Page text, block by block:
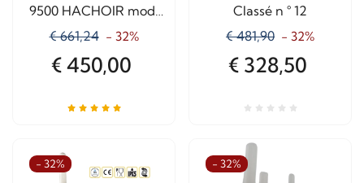
9500 HACHOIR mod.
COURT
€ 661,24 - 32%
€ 450,00
Classé n ° 12
€ 481,90 - 32%
€ 328,50
- 32% - 32%